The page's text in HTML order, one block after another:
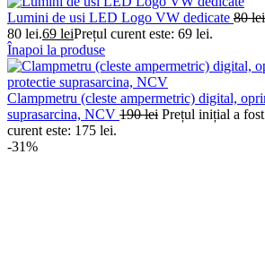
Lumini de usi LED Logo VW dedicate 80lei
80 lei.69 leiPrețul curent este: 69 lei.
Înapoi la produse
Clampmetru (cleste ampermetric) digital,
suprasarcina, NCV 190lei Prețul inițial a
curent este: 175 lei.
-31%